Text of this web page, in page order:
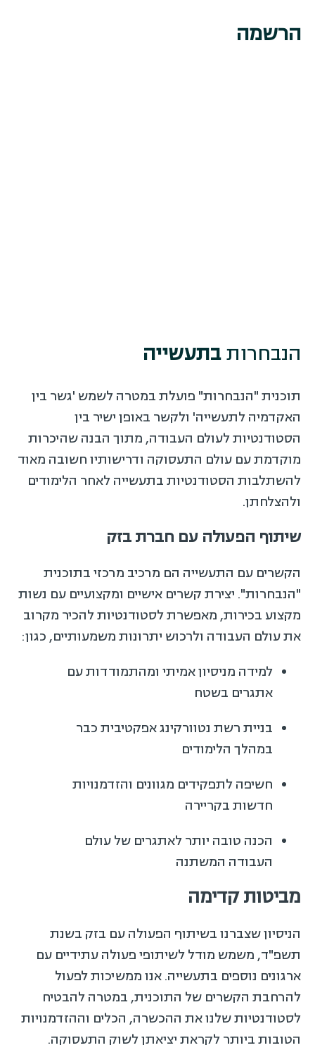
הרשמה
הנבחרותבתעשייה
תוכנית "הנבחרות" פועלת במטרה לשמש 'גשר בין
האקדמיה לתעשייה' ולקשר באופן ישיר בין
הסטודנטיות לעולם העבודה, מתוך הבנה שהיכרות
מוקדמת עם עולם התעסוקה ודרישותיו חשובה מאוד
להשתלבות הסטודנטיות בתעשייה לאחר הלימודים
ולהצלחתן.
שיתוף הפעולה עם חברת בזק
הקשרים עם התעשייה הם מרכיב מרכזי בתוכנית
"הנבחרות". יצירת קשרים אישיים ומקצועיים עם נשות
מקצוע בכירות, מאפשרת לסטודנטיות להכיר מקרוב
את עולם העבודה ולרכוש יתרונות משמעותיים, כגון:
למידה מניסיון אמיתי ומהתמודדות עם
אתגרים בשטח
בניית רשת נטוורקינג אפקטיבית כבר
במהלך הלימודים
חשיפה לתפקידים מגוונים והזדמנויות
חדשות בקריירה
הכנה טובה יותר לאתגרים של עולם
העבודה המשתנה
מביטות קדימה
הניסיון שצברנו בשיתוף הפעולה עם בזק בשנת
תשפ"ד, משמש מודל לשיתופי פעולה עתידיים עם
ארגונים נוספים בתעשייה. אנו ממשיכות לפעול
להרחבת הקשרים של התוכנית, במטרה להבטיח
לסטודנטיות שלנו את ההכשרה, הכלים וההזדמנויות
הטובות ביותר לקראת יציאתן לשוק התעסוקה.